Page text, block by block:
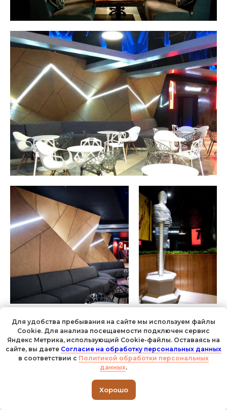
Для удобства пребывания на сайте мы используем файлы
Cookie. Для анализа посещаемости подключен сервис
Яндекс Метрика, использующий Cookie-файлы. Оставаясь на
сайте, вы даете Согласие на обработку персональных данных
в соответствии с Политикой обработки персональных
данных.
Хорошо